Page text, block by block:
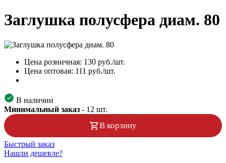
Заглушка полусфера диам. 80
Цена розничная: 130 руб./шт.
Цена оптовая: 111 руб./шт.
В наличии
Минимальный заказ - 12 шт.
В корзину
Быстрый заказ
Нашли дешевле?